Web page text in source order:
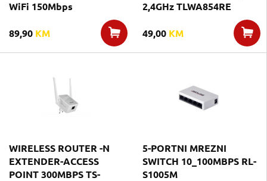
WiFi 150Mbps
89,90 KM
2,4GHz TLWA854RE
49,00 KM
WIRELESS ROUTER -N
EXTENDER-ACCESS
POINT 300MBPS TS-
5-PORTNI MREZNI
SWITCH 10_100MBPS RL-
S1005M